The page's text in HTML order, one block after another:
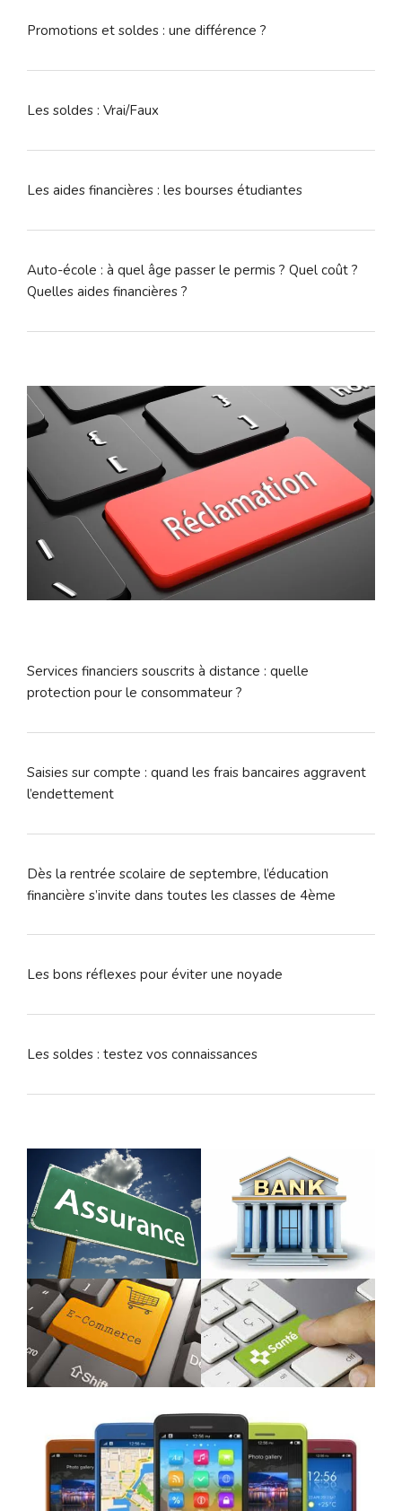
Promotions et soldes : une différence ?
Les soldes : Vrai/Faux
Les aides financières : les bourses étudiantes
Auto-école : à quel âge passer le permis ? Quel coût ?
Quelles aides financières ?
Services financiers souscrits à distance : quelle
protection pour le consommateur ?
Saisies sur compte : quand les frais bancaires aggravent
l’endettement
Dès la rentrée scolaire de septembre, l’éducation
financière s’invite dans toutes les classes de 4ème
Les bons réflexes pour éviter une noyade
Les soldes : testez vos connaissances